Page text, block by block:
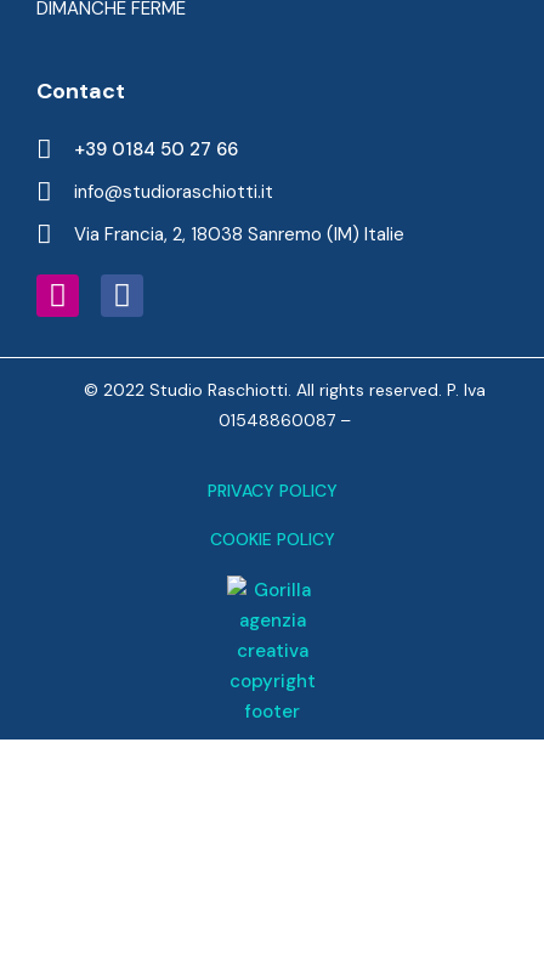
DIMANCHE FERMÉ
Contact
+39 0184 50 27 66
info@studioraschiotti.it
Via Francia, 2, 18038 Sanremo (IM) Italie
© 2022 Studio Raschiotti. All rights reserved. P. Iva
01548860087 –
PRIVACY POLICY
COOKIE POLICY